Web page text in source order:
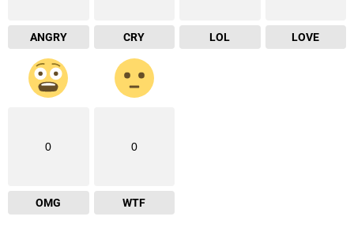
ANGRY CRY LOL LOVE
0
OMG
0
WTF